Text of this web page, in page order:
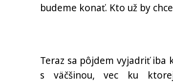
budeme konať. Kto už by
Teraz sa pôjdem vyjadriť iba
s väčšinou, vec ku